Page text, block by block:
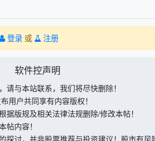
登录 或 注册
软件控声明
与本站联系，我们将尽快删除！
用户共同享有内容版权！
版规及相关法律法规删除/修改本帖！
内容！
探讨，并非股票推荐与投资建议！股市有风